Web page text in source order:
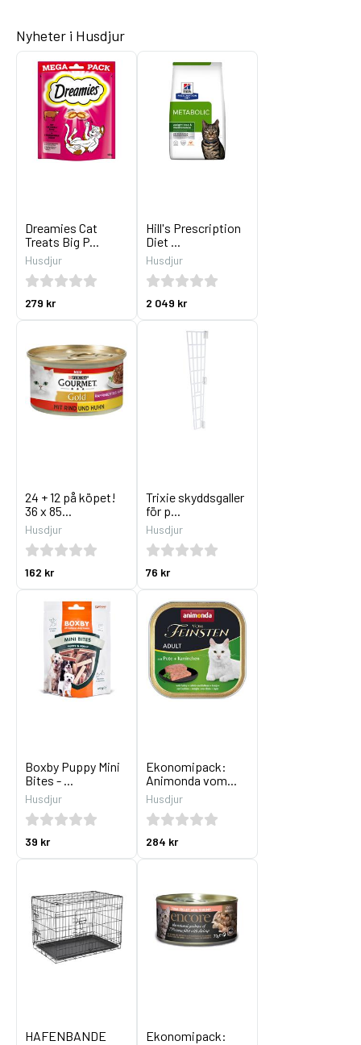
Nyheter i Husdjur
Dreamies Cat
Treats Big P...
Husdjur
279 kr
Hill's Prescription
Diet ...
Husdjur
2 049 kr
24 + 12 på köpet!
36 x 85...
Husdjur
162 kr
Trixie skyddsgaller
för p...
Husdjur
76 kr
Boxby Puppy Mini
Bites - ...
Husdjur
39 kr
Ekonomipack:
Animonda vom...
Husdjur
284 kr
HAFENBANDE
Ekonomipack: